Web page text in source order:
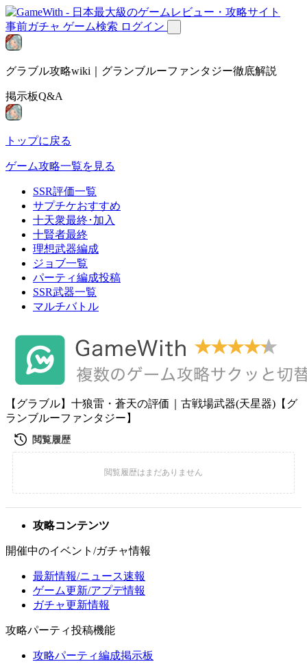
事前ガチャ ゲーム検索 ログイン
グラブル攻略wiki｜グランブルーファンタジー徹底解説
掲示板Q&A
トップに戻る
ゲーム攻略一覧を見る
SSR評価一覧
サプチケおすすめ
十天衆最終･加入
十賢者最終
理想武器編成
ジョブ一覧
パーティ編成投稿
SSR武器一覧
マルチバトル
【グラブル】十狼雷・蒼天の評価｜古戦場武器(天星器)【グ
ランブルーファンタジー】
攻略コンテンツ
開催中のイベント/ガチャ情報
最新情報/ニュース速報
ゲーム更新/アプデ情報
ガチャ更新情報
攻略パーティ投稿機能
攻略パーティ編成掲示板